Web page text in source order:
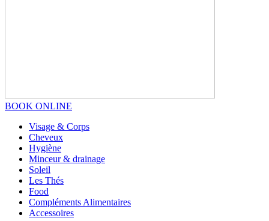
BOOK ONLINE
Visage & Corps
Cheveux
Hygiène
Minceur & drainage
Soleil
Les Thés
Food
Compléments Alimentaires
Accessoires